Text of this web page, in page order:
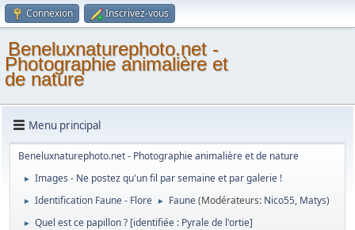
Connexion Inscrivez-vous
Beneluxnaturephoto.net -
Photographie animalière et
de nature
Menu principal
Beneluxnaturephoto.net - Photographie animalière et de nature
► Images - Ne postez qu'un fil par semaine et par galerie !
► Identification Faune - Flore ► Faune(Modérateurs: Nico55, Matys)
► Quel est ce papillon ? [identifiée : Pyrale de l'ortie]